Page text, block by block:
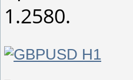
1.2580.